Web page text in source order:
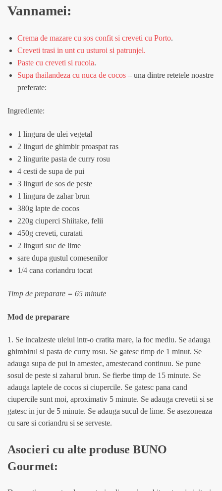
Vannamei:
Crema de mazare cu sos confit si creveti cu Porto.
Creveti trasi in unt cu usturoi si patrunjel.
Paste cu creveti si rucola.
Supa thailandeza cu nuca de cocos – una dintre retetele noastre
preferate:
Ingrediente:
1 lingura de ulei vegetal
2 linguri de ghimbir proaspat ras
2 lingurite pasta de curry rosu
4 cesti de supa de pui
3 linguri de sos de peste
1 lingura de zahar brun
380g lapte de cocos
220g ciuperci Shiitake, felii
450g creveti, curatati
2 linguri suc de lime
sare dupa gustul comesenilor
1/4 cana coriandru tocat
Timp de preparare = 65 minute
Mod de preparare
1. Se incalzeste uleiul intr-o cratita mare, la foc mediu. Se adauga
ghimbirul si pasta de curry rosu. Se gatesc timp de 1 minut. Se
adauga supa de pui in amestec, amestecand continuu. Se pune
sosul de peste si zaharul brun. Se fierbe timp de 15 minute. Se
adauga laptele de cocos si ciupercile. Se gatesc pana cand
ciupercile sunt moi, aproximativ 5 minute. Se adauga crevetii si se
gatesc in jur de 5 minute. Se adauga sucul de lime. Se asezoneaza
cu sare si coriandru si se serveste.
Asocieri cu alte produse BUNO
Gourmet: